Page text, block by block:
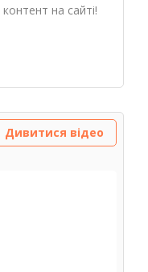
на сайті!
Дивитися відео